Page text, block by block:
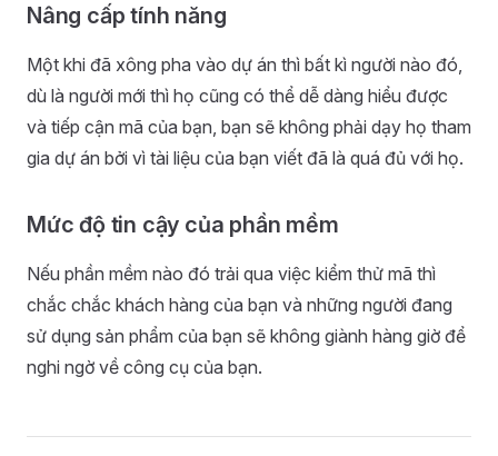
Nâng cấp tính năng
Một khi đã xông pha vào dự án thì bất kì người nào đó,
dù là người mới thì họ cũng có thể dễ dàng hiểu được
và tiếp cận mã của bạn, bạn sẽ không phải dạy họ tham
gia dự án bởi vì tài liệu của bạn viết đã là quá đủ với họ.
Mức độ tin cậy của phần mềm
Nếu phần mềm nào đó trải qua việc kiểm thử mã thì
chắc chắc khách hàng của bạn và những người đang
sử dụng sản phẩm của bạn sẽ không giành hàng giờ để
nghi ngờ về công cụ của bạn.